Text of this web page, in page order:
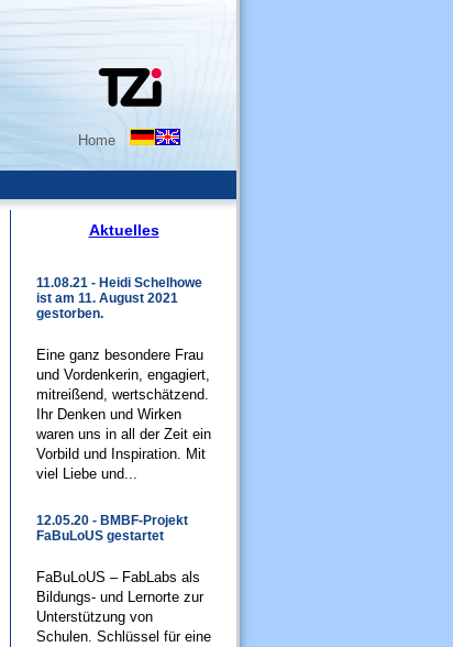
Home
Aktuelles
11.08.21 - Heidi Schelhowe
ist am 11. August 2021
gestorben.
Eine ganz besondere Frau
und Vordenkerin, engagiert,
mitreißend, wertschätzend.
Ihr Denken und Wirken
waren uns in all der Zeit ein
Vorbild und Inspiration. Mit
viel Liebe und...
12.05.20 - BMBF-Projekt
FaBuLoUS gestartet
FaBuLoUS – FabLabs als
Bildungs- und Lernorte zur
Unterstützung von
Schulen. Schlüssel für eine